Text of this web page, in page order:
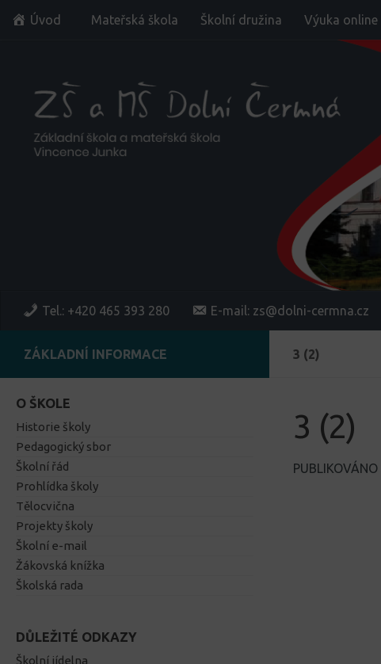
Skip to content
Úvod Mateřská škola Školní družina Výuka online
Tel.: +420 465 393 280 E-mail: zs@dolni-cermna.cz
3 (2)
3 (2)
PUBLIKOVÁNO
ZÁKLADNÍ INFORMACE
O ŠKOLE
Historie školy
Pedagogický sbor
Školní řád
Prohlídka školy
Tělocvična
Projekty školy
Školní e-mail
Žákovská knížka
Školská rada
DŮLEŽITÉ ODKAZY
Školní jídelna